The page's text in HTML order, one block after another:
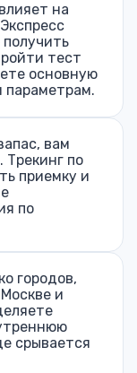
на
тест
основную
параметрам.
вам
по
приемку и
по
городов,
и
срывается